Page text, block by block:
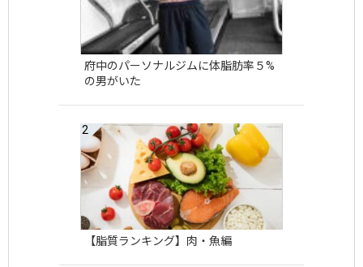
府中のパーソナルジムに体脂肪率５%
の男がいた
【脂質ランキング】肉・魚編